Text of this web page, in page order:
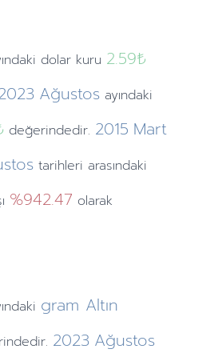
dolar kuru 2.59₺
Ağustos ayındaki
değerindedir. 2015 Mart
tarihleri arasındaki
%942.47 olarak
gram Altın
2023 Ağustos